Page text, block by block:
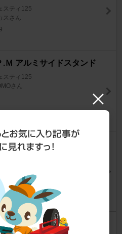
スティ125
スさん
.Ｍ アルミサイドスタンド
スティ125
さん
マ フューエルライン・ホー
スティ125
ーりーだーさん
市？ 彦根 鳥人間コンテス